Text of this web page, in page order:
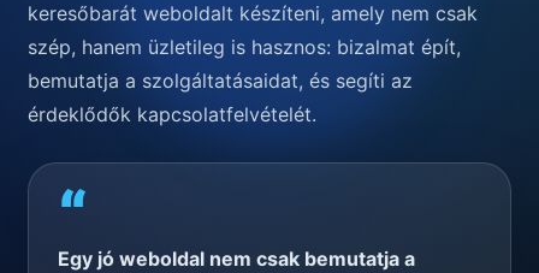
keresőbarát weboldalt készíteni, amely nem csak
szép, hanem üzletileg is hasznos: bizalmat épít,
bemutatja a szolgáltatásaidat, és segíti az
érdeklődők kapcsolatfelvételét.
“
Egy jó weboldal nem csak bemutatja a